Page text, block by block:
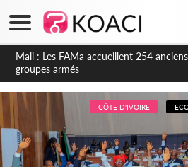
Côte d'Ivoire : Election FIF, le frère de
dans la course
CÔTE D'IVOIRE